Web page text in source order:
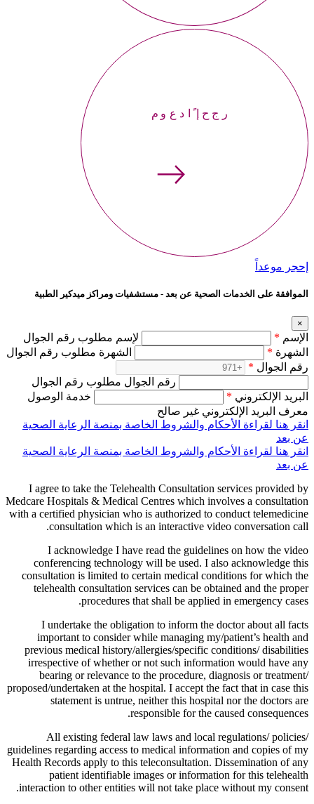
إحجر موعداً
إحجر موعداً
الموافقة على الخدمات الصحية عن بعد - مستشفيات ومراكز ميدكير الطبية
×
الإسم *
لإسم مطلوب رقم الجوال
الشهرة *
الشهرة مطلوب رقم الجوال
رقم الجوال *
رقم الجوال مطلوب رقم الجوال
البريد الإلكتروني *
خدمة الوصول
معرف البريد الإلكتروني غير صالح
انقر هنا لقراءة الأحكام والشروط الخاصة بمنصة الرعاية الصحية
عن بعد
انقر هنا لقراءة الأحكام والشروط الخاصة بمنصة الرعاية الصحية
عن بعد
I agree to take the Telehealth Consultation services provided by
Medcare Hospitals & Medical Centres which involves a consultation
with a certified physician who is authorized to conduct telemedicine
consultation which is an interactive video conversation call.
I acknowledge I have read the guidelines on how the video
conferencing technology will be used. I also acknowledge this
consultation is limited to certain medical conditions for which the
telehealth consultation services can be obtained and the proper
procedures that shall be applied in emergency cases.
I undertake the obligation to inform the doctor about all facts
important to consider while managing my/patient’s health and
previous medical history/allergies/specific conditions/ disabilities
irrespective of whether or not such information would have any
bearing or relevance to the procedure, diagnosis or treatment/
proposed/undertaken at the hospital. I accept the fact that in case this
statement is untrue, neither this hospital nor the doctors are
responsible for the caused consequences.
All existing federal law laws and local regulations/ policies/
guidelines regarding access to medical information and copies of my
Health Records apply to this teleconsultation. Dissemination of any
patient identifiable images or information for this telehealth
interaction to other entities will not take place without my consent.